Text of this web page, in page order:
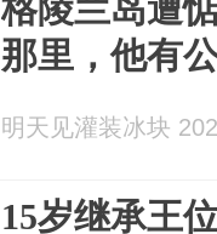
格陵兰岛遭
那里，他有
明天见灌装冰块
15岁继承王